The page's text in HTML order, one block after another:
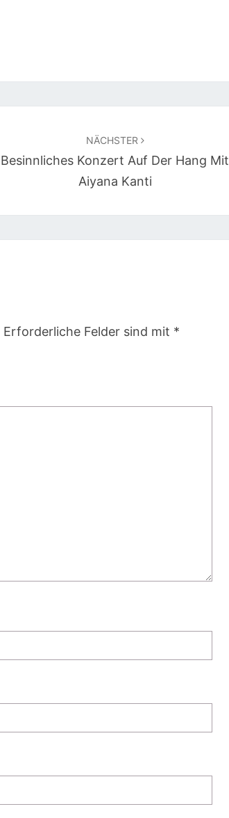
NÄCHSTER
Besinnliches Konzert Auf Der Hang Mit
Aiyana Kanti
Erforderliche Felder sind mit *